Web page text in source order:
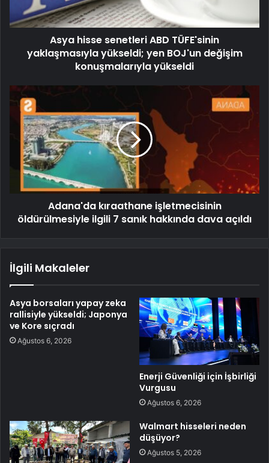
Asya hisse senetleri ABD TÜFE'sinin
yaklaşmasıyla yükseldi; yen BOJ'un değişim
konuşmalarıyla yükseldi
Adana'da kıraathane işletmecisinin
öldürülmesiyle ilgili 7 sanık hakkında dava açıldı
İlgili Makaleler
Asya borsaları yapay zeka
rallisiyle yükseldi; Japonya
ve Kore sıçradı
Ağustos 6, 2026
Enerji Güvenliği için İşbirliği
Vurgusu
Ağustos 6, 2026
Walmart hisseleri neden
düşüyor?
Ağustos 5, 2026